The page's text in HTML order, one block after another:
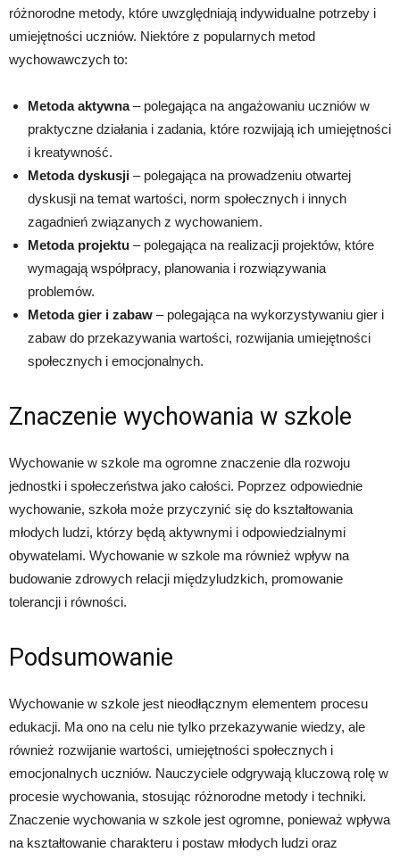
różnorodne metody, które uwzględniają indywidualne potrzeby i
umiejętności uczniów. Niektóre z popularnych metod
wychowawczych to:
Metoda aktywna– polegająca na angażowaniu uczniów w
praktyczne działania i zadania, które rozwijają ich umiejętności
i kreatywność.
Metoda dyskusji – polegająca na prowadzeniu otwartej
dyskusji na temat wartości, norm społecznych i innych
zagadnień związanych z wychowaniem.
Metoda projektu – polegająca na realizacji projektów, które
wymagają współpracy, planowania i rozwiązywania
problemów.
Metoda gier i zabaw – polegająca na wykorzystywaniu gier i
zabaw do przekazywania wartości, rozwijania umiejętności
społecznych i emocjonalnych.
Znaczenie wychowania w szkole
Wychowanie w szkole ma ogromne znaczenie dla rozwoju
jednostki i społeczeństwa jako całości. Poprzez odpowiednie
wychowanie, szkoła może przyczynić się do kształtowania
młodych ludzi, którzy będą aktywnymi i odpowiedzialnymi
obywatelami. Wychowanie w szkole ma również wpływ na
budowanie zdrowych relacji międzyludzkich, promowanie
tolerancji i równości.
Podsumowanie
Wychowanie w szkole jest nieodłącznym elementem procesu
edukacji. Ma ono na celu nie tylko przekazywanie wiedzy, ale
również rozwijanie wartości, umiejętności społecznych i
emocjonalnych uczniów. Nauczyciele odgrywają kluczową rolę w
procesie wychowania, stosując różnorodne metody i techniki.
Znaczenie wychowania w szkole jest ogromne, ponieważ wpływa
na kształtowanie charakteru i postaw młodych ludzi oraz